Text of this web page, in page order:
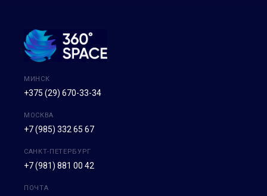
МИНСК
+375 (29) 670-33-34
МОСКВА
+7 (985) 332 65 67
САНКТ-ПЕТЕРБУРГ
+7 (981) 881 00 42
ПОЧТА